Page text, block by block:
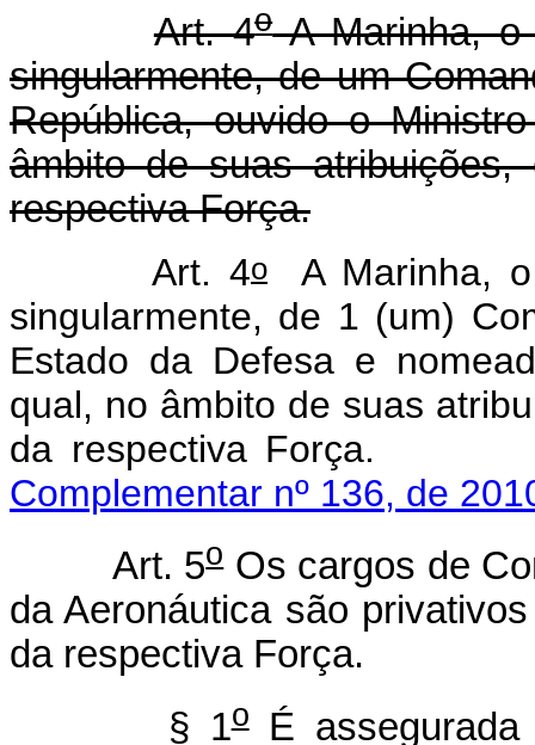
Art. 4oA Marinha, o
singularmente, de um
República, ouvido o
âmbito de suas
respectiva Força.
Art. 4o
A Marinha,
singularmente, de 1 (um)
Estado da Defesa e
qual, no âmbito de suas
da respectiva
Complementar nº 136, de
Art. 5oOs cargos de
da Aeronáutica são
da respectiva Força.
§ 1oÉ assegurada